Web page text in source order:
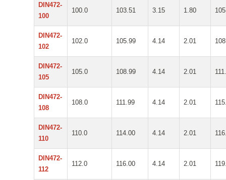
DIN472-
100
100.0 103.51 3.15 1.80
DIN472-
102
102.0 105.99 4.14 2.01
DIN472-
105
105.0 108.99 4.14 2.01
DIN472-
108
108.0 111.99 4.14 2.01
DIN472-
110
110.0 114.00 4.14 2.01
DIN472-
112
112.0 116.00 4.14 2.01